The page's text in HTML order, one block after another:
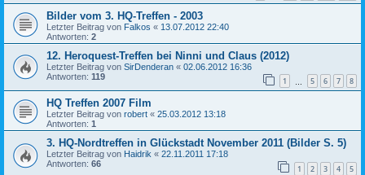
Bilder vom 3. HQ-Treffen - 2003
Letzter Beitrag von Falkos « 13.07.2012 22:40
Antworten: 2
12. Heroquest-Treffen bei Ninni und Claus (2012)
Letzter Beitrag von SirDenderan « 02.06.2012 16:36
Antworten: 119 1 5 6 7 8
HQ Treffen 2007 Film
Letzter Beitrag von robert « 25.03.2012 13:18
Antworten: 1
3. HQ-Nordtreffen in Glückstadt November 2011 (Bilder S. 5)
Letzter Beitrag von Haidrik « 22.11.2011 17:18
Antworten: 66 1 2 3 4 5